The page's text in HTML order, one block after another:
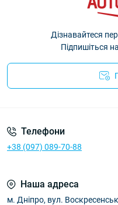
Дізнавайтеся
Підпишіться
Телефони
+38 (097) 089-70-88
Наша адреса
м. Дніпро, вул.